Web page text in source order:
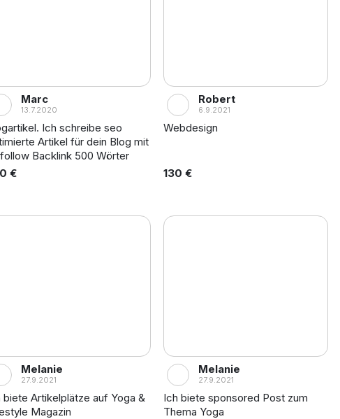
Marc
13.7.2020
Ich schreibe seo
Artikel für dein Blog mit
Backlink 500 Wörter
€
Robert
6.9.2021
Webdesign
130 €
Melanie
27.9.2021
biete Artikelplätze auf Yoga &
Magazin
Melanie
27.9.2021
Ich biete sponsored Post zum
Thema Yoga